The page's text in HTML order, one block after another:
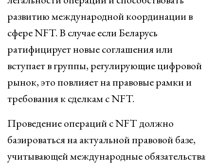
развитию международной координации в
сфере NFT. В случае если Беларусь
ратифицирует новые соглашения или
вступает в группы, регулирующие цифровой
рынок, это повлияет на правовые рамки и
требования к сделкам с NFT.
Проведение операций с NFT должно
базироваться на актуальной правовой базе,
учитывающей международные обязательства